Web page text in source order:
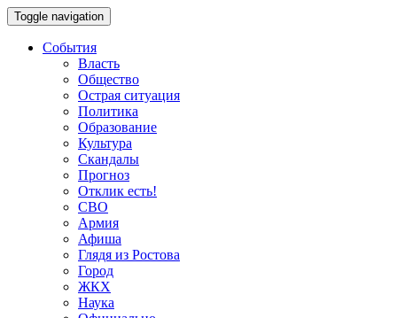
Toggle navigation
События
Власть
Общество
Острая ситуация
Политика
Образование
Культура
Скандалы
Прогноз
Отклик есть!
СВО
Армия
Афиша
Глядя из Ростова
Город
ЖКХ
Наука